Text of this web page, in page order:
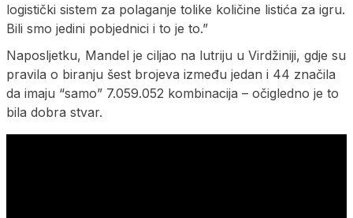
logistički sistem za polaganje tolike količine listića za igru.
Bili smo jedini pobjednici i to je to.”
Naposljetku, Mandel je ciljao na lutriju u Virdžiniji, gdje su
pravila o biranju šest brojeva između jedan i 44 značila
da imaju “samo” 7.059.052 kombinacija – očigledno je to
bila dobra stvar.